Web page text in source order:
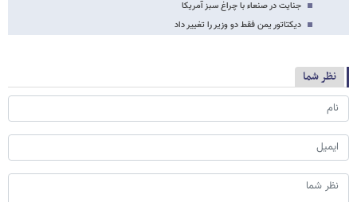
جنایت در صنعاء با چراغ سبز آمریکا
دیکتاتور یمن فقط دو وزیر را تغییر داد
نظر شما